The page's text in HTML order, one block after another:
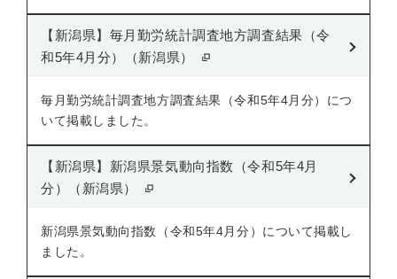
【新潟県】毎月勤労統計調査地方調査結果（令
和5年4月分）（新潟県）
毎月勤労統計調査地方調査結果（令和5年4月分）につ
いて掲載しました。
【新潟県】新潟県景気動向指数（令和5年4月
分）（新潟県）
新潟県景気動向指数（令和5年4月分）について掲載し
ました。